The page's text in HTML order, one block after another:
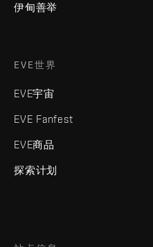
伊甸善举
EVE世界
EVE宇宙
EVE Fanfest
EVE商品
探索计划